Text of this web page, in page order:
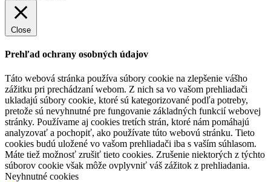
Close
Prehľad ochrany osobných údajov
Táto webová stránka používa súbory cookie na zlepšenie vášho
zážitku pri prechádzaní webom. Z nich sa vo vašom prehliadači
ukladajú súbory cookie, ktoré sú kategorizované podľa potreby,
pretože sú nevyhnutné pre fungovanie základných funkcií webovej
stránky. Používame aj cookies tretích strán, ktoré nám pomáhajú
analyzovať a pochopiť, ako používate túto webovú stránku. Tieto
cookies budú uložené vo vašom prehliadači iba s vaším súhlasom.
Máte tiež možnosť zrušiť tieto cookies. Zrušenie niektorých z týchto
súborov cookie však môže ovplyvniť váš zážitok z prehliadania.
Neyhnutné cookies